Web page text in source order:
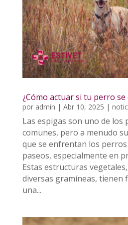
¿Cómo actuar si tu perro se
por admin | Abr 10, 2025 |
Las espigas son uno de los
comunes, pero a menudo
que se enfrentan los
paseos, especialmente en
Estas estructuras
diversas gramíneas, tienen
una...